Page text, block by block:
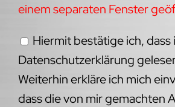
einem separaten Fenster
Hiermit bestätige ich, dass
Datenschutzerklärung
Weiterhin erkläre ich mich
dass die von mir gemachten